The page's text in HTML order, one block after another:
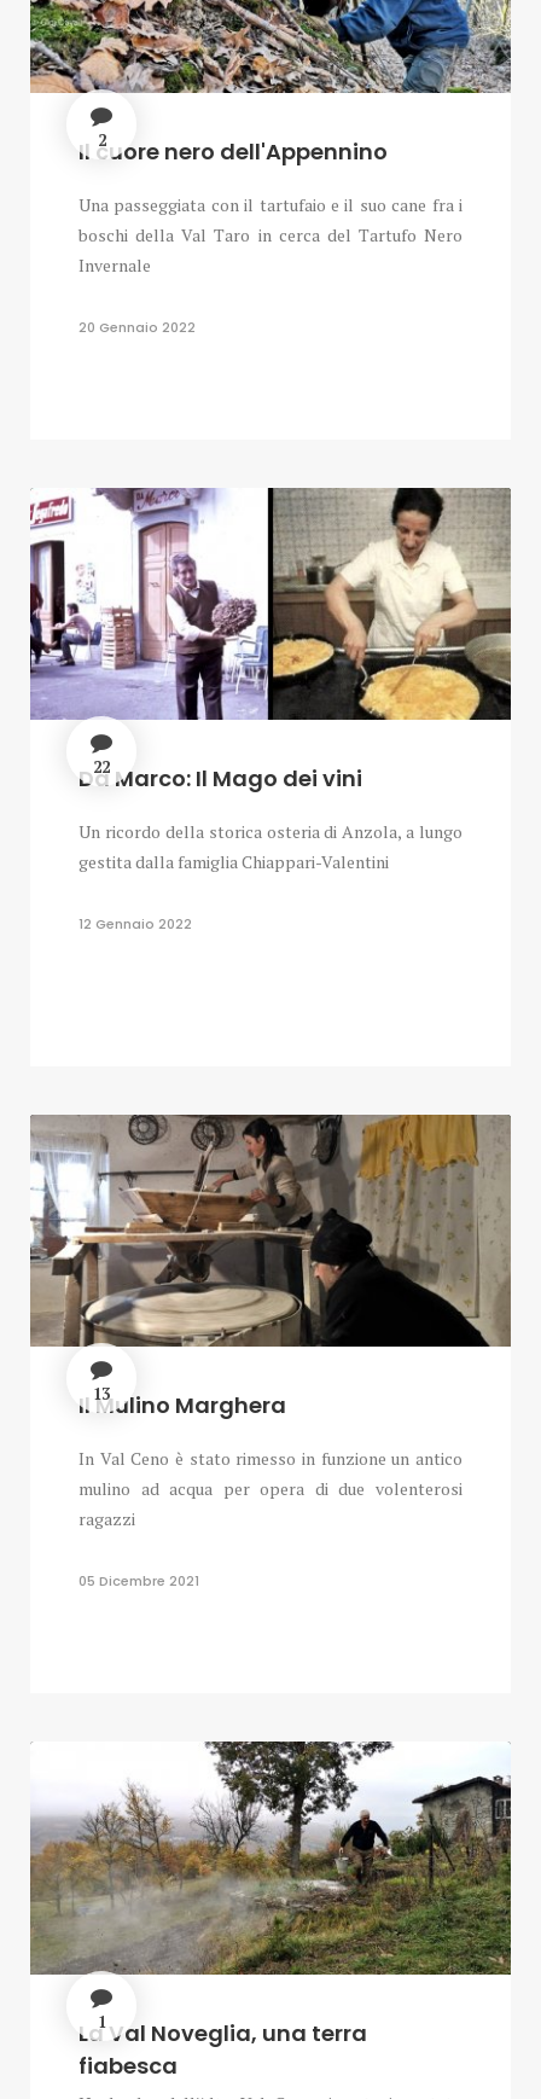
2
Il cuore nero dell'Appennino
Una passeggiata con il tartufaio e il suo cane fra i
boschi della Val Taro in cerca del Tartufo Nero
Invernale
20 Gennaio 2022
22
Da Marco: Il Mago dei vini
Un ricordo della storica osteria di Anzola, a lungo
gestita dalla famiglia Chiappari-Valentini
12 Gennaio 2022
13
Il Mulino Marghera
In Val Ceno è stato rimesso in funzione un antico
mulino ad acqua per opera di due volenterosi
ragazzi
05 Dicembre 2021
1
La Val Noveglia, una terra
fiabesca